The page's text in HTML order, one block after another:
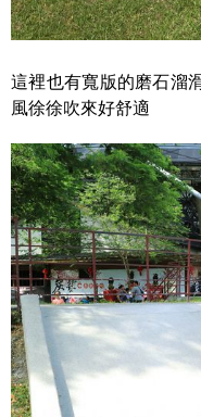
這裡也有寬版的磨石溜
風徐徐吹來好舒適